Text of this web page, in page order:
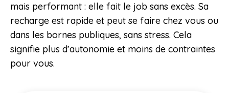
mais performant : elle fait le job sans excès. Sa
recharge est rapide et peut se faire chez vous ou
dans les bornes publiques, sans stress. Cela
signifie plus d’autonomie et moins de contraintes
pour vous.